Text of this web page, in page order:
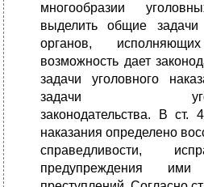
многообразии
выделить общие
органов,
возможность дает
задачи уголовного
задачи уголовно-
законодательства. В
наказания определено
справедливости,
предупреждения